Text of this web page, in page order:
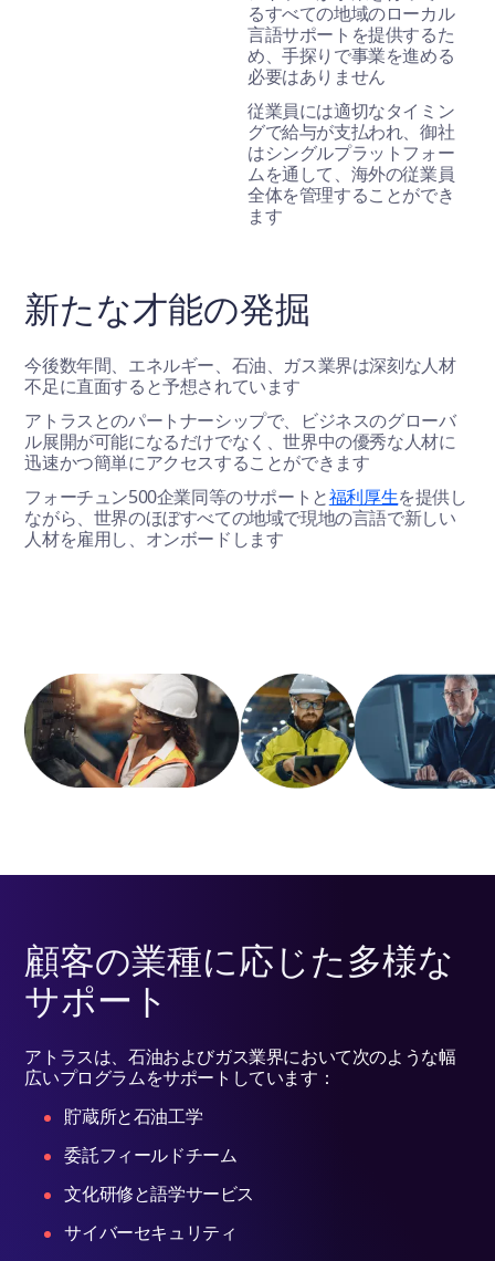
るすべての地域のローカル
言語サポートを提供するた
め、手探りで事業を進める
必要はありません
従業員には適切なタイミン
グで給与が支払われ、御社
はシングルプラットフォー
ムを通して、海外の従業員
全体を管理することができ
ます
新たな才能の発掘
今後数年間、エネルギー、石油、ガス業界は深刻な人材
不足に直面すると予想されています
アトラスとのパートナーシップで、ビジネスのグローバ
ル展開が可能になるだけでなく、世界中の優秀な人材に
迅速かつ簡単にアクセスすることができます
フォーチュン500企業同等のサポートと福利厚生を提供し
ながら、世界のほぼすべての地域で現地の言語で新しい
人材を雇用し、オンボードします
顧客の業種に応じた多様な
サポート
アトラスは、石油およびガス業界において次のような幅
広いプログラムをサポートしています：
貯蔵所と石油工学
委託フィールドチーム
文化研修と語学サービス
サイバーセキュリティ